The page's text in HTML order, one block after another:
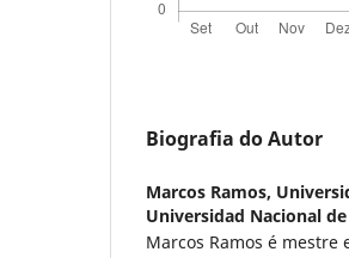
Biografia do Autor
Marcos Ramos,
Universidad Nacional
Marcos Ramos é mestre